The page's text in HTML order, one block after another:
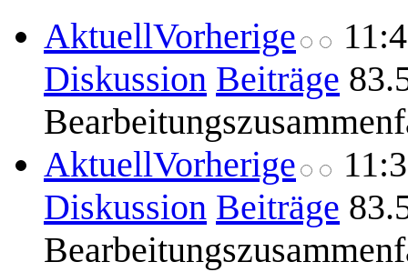
AktuellVorherige
Diskussion Beiträge
AktuellVorherige
Diskussion Beiträge